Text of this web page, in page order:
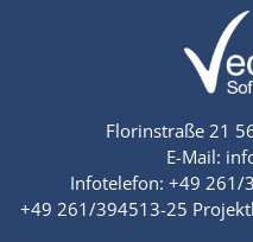
Florinstraße 21
E-Mail:
Infotelefon: +49 261/
+49 261/394513-25